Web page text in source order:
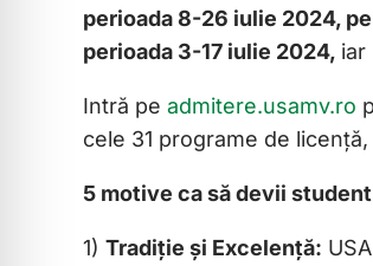
perioada 8-26 iulie 2024,
perioada 3-17 iulie 2024, iar
Intră pe admitere.usamv.ro
cele 31 programe de
5 motive ca să devii
1) Tradiție și Excelență: